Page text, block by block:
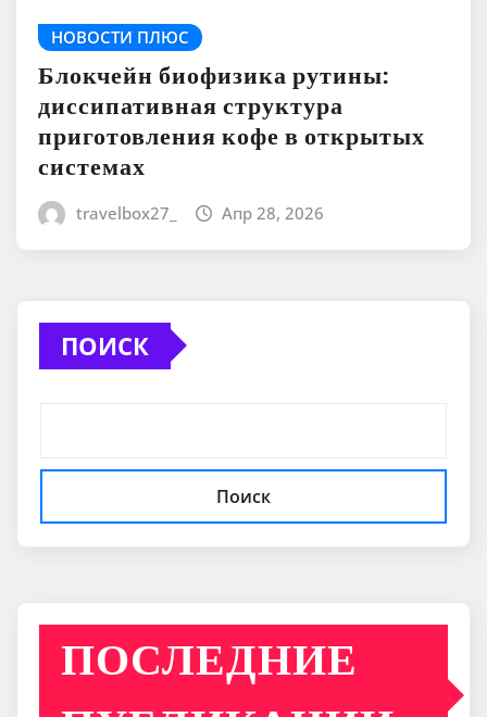
НОВОСТИ ПЛЮС
Блокчейн биофизика рутины:
диссипативная структура
приготовления кофе в открытых
системах
travelbox27_ Апр 28, 2026
ПОИСК
Поиск
ПОСЛЕДНИЕ